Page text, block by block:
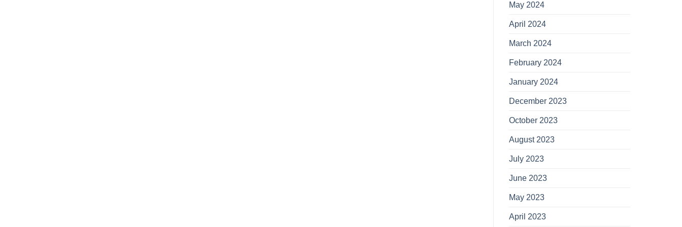
May 2024
April 2024
March 2024
February 2024
January 2024
December 2023
October 2023
August 2023
July 2023
June 2023
May 2023
April 2023